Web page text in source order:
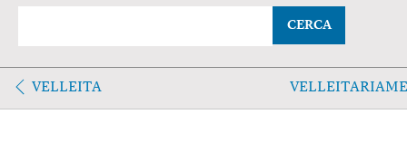
CERCA
VELLEITA